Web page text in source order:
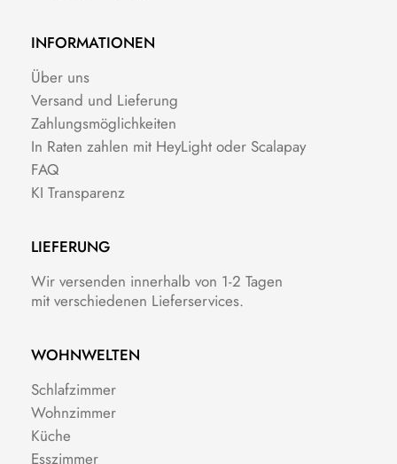
INFORMATIONEN
Über uns
Versand und Lieferung
Zahlungsmöglichkeiten
In Raten zahlen mit HeyLight oder Scalapay
FAQ
KI Transparenz
LIEFERUNG
Wir versenden innerhalb von 1-2 Tagen
mit verschiedenen Lieferservices.
WOHNWELTEN
Schlafzimmer
Wohnzimmer
Küche
Esszimmer